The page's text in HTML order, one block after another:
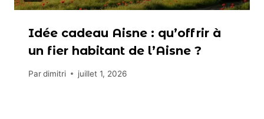
Idée cadeau Aisne : qu’offrir à
un fier habitant de l’Aisne ?
Pardimitri juillet 1, 2026